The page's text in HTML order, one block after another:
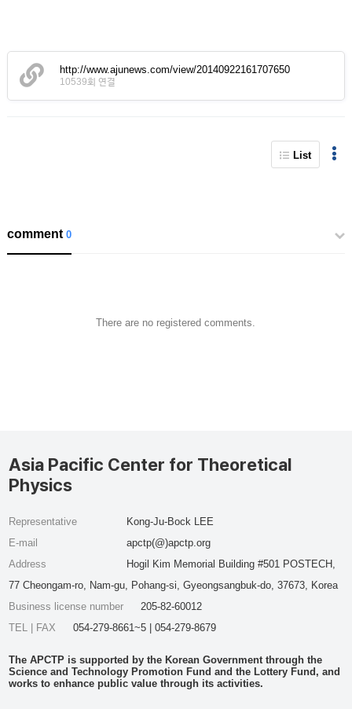
http://www.ajunews.com/view/20140922161707650
10539회 연결
List
comment0
There are no registered comments.
Asia Pacific Center for Theoretical
Physics
Representative
Kong-Ju-Bock LEE
E-mail
apctp(@)apctp.org
Address
Hogil Kim Memorial Building #501 POSTECH,
77 Cheongam-ro, Nam-gu, Pohang-si, Gyeongsangbuk-do, 37673, Korea
Business license number
205-82-60012
TEL | FAX
054-279-8661~5 | 054-279-8679
The APCTP is supported by the Korean Government through the
Science and Technology Promotion Fund and the Lottery Fund, and
works to enhance public value through its activities.